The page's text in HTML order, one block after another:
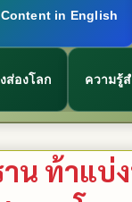
Content in English
ส่องโลก ความรู้
น ท้าแบ่